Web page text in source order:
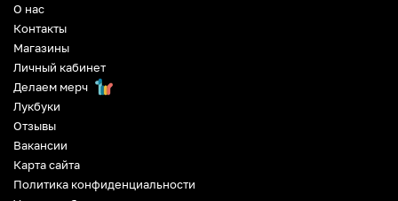
О нас
Контакты
Магазины
Личный кабинет
Делаем мерч
Лукбуки
Отзывы
Вакансии
Карта сайта
Политика конфиденциальности